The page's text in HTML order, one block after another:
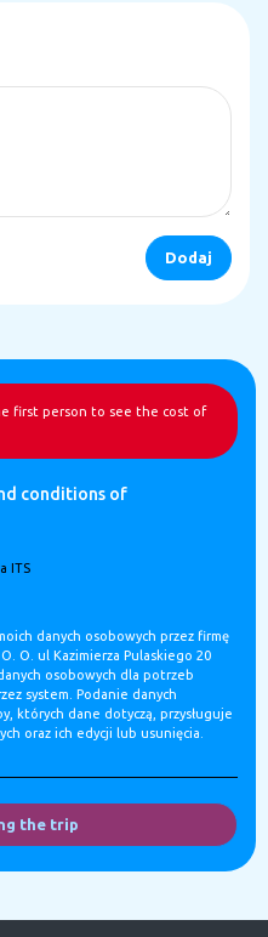
first person to see the cost of
conditions of
ITS
danych osobowych przez firmę
O. O. ul Kazimierza Pulaskiego 20
osobowych dla potrzeb
system. Podanie danych
których dane dotyczą, przysługuje
oraz ich edycji lub usunięcia.
the trip